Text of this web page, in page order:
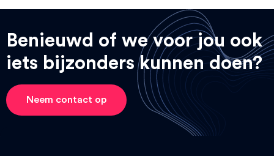
Benieuwd of we voor jou ook
iets bijzonders kunnen doen?
Neem contact op